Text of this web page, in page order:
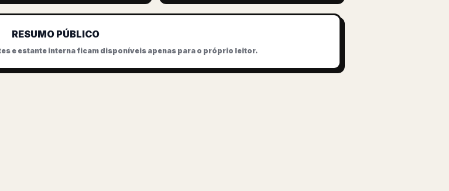
RESUMO PÚBLICO
e estante interna ficam disponíveis apenas para o próprio leitor.